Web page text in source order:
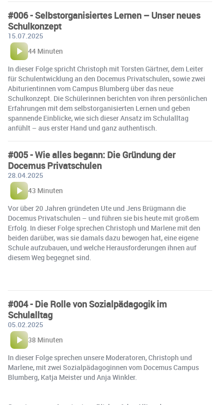
#006 - Selbstorganisiertes Lernen – Unser neues
Schulkonzept
15.07.2025
44 Minuten
In dieser Folge spricht Christoph mit Torsten Gärtner, dem Leiter
für Schulentwicklung an den Docemus Privatschulen, sowie zwei
Abiturientinnen vom Campus Blumberg über das neue
Schulkonzept. Die Schülerinnen berichten von ihren persönlichen
Erfahrungen mit dem selbstorganisierten Lernen und geben
spannende Einblicke, wie sich dieser Ansatz im Schulalltag
anfühlt – aus erster Hand und ganz authentisch.
#005 - Wie alles begann: Die Gründung der
Docemus Privatschulen
28.04.2025
43 Minuten
Vor über 20 Jahren gründeten Ute und Jens Brügmann die
Docemus Privatschulen – und führen sie bis heute mit großem
Erfolg. In dieser Folge sprechen Christoph und Marlene mit den
beiden darüber, was sie damals dazu bewogen hat, eine eigene
Schule aufzubauen, und welche Herausforderungen ihnen auf
diesem Weg begegnet sind.
#004 - Die Rolle von Sozialpädagogik im
Schulalltag
05.02.2025
38 Minuten
In dieser Folge sprechen unsere Moderatoren, Christoph und
Marlene, mit zwei Sozialpädagoginnen vom Docemus Campus
Blumberg, Katja Meister und Anja Winkler.